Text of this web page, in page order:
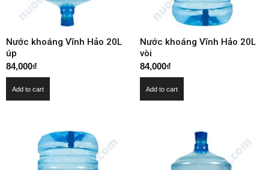
Nước khoáng Vĩnh Hảo 20L
úp
84,000₫
Add to cart
Nước khoáng Vĩnh Hảo 20L
vòi
84,000₫
Add to cart